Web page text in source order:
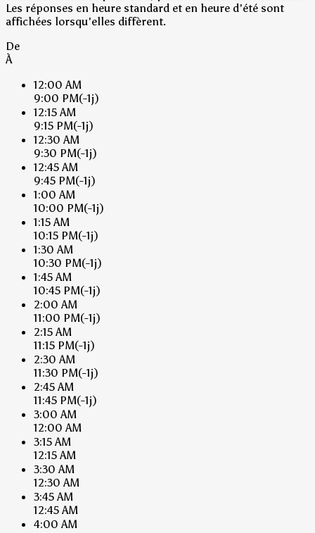
Les réponses en heure standard et en heure d'été sont
affichées lorsqu'elles diffèrent.
De
À
12:00 AM
9:00 PM(-1j)
12:15 AM
9:15 PM(-1j)
12:30 AM
9:30 PM(-1j)
12:45 AM
9:45 PM(-1j)
1:00 AM
10:00 PM(-1j)
1:15 AM
10:15 PM(-1j)
1:30 AM
10:30 PM(-1j)
1:45 AM
10:45 PM(-1j)
2:00 AM
11:00 PM(-1j)
2:15 AM
11:15 PM(-1j)
2:30 AM
11:30 PM(-1j)
2:45 AM
11:45 PM(-1j)
3:00 AM
12:00 AM
3:15 AM
12:15 AM
3:30 AM
12:30 AM
3:45 AM
12:45 AM
4:00 AM